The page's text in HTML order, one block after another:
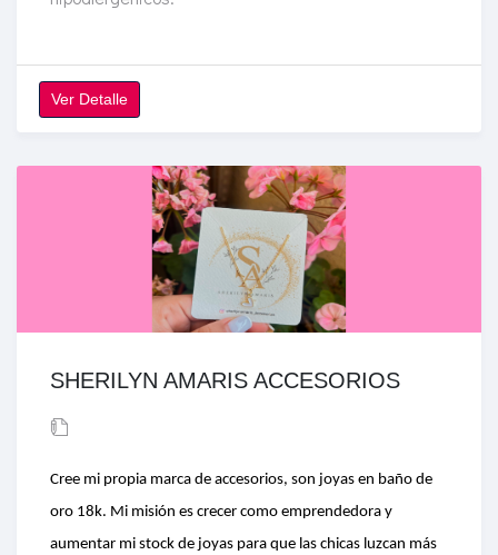
Ver Detalle
SHERILYN AMARIS ACCESORIOS
Cree mi propia marca de accesorios, son joyas en baño de
oro 18k. Mi misión es crecer como emprendedora y
aumentar mi stock de joyas para que las chicas luzcan más